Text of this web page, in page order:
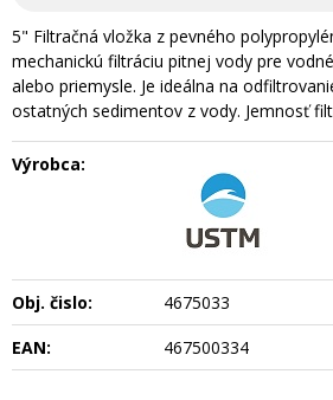
5" Filtračná vložka z pevného
mechanickú filtráciu pitnej vody pre
alebo priemysle. Je ideálna na
ostatných sedimentov z vody. Jemnosť
Výrobca:
Obj. čislo:
4675033
EAN:
467500334